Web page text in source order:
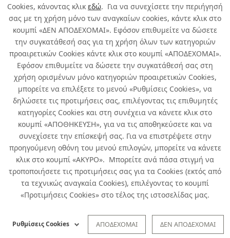
Cookies, κάνοντας κλικ εδώ. Για να συνεχίσετε την περιήγησή
σας με τη χρήση μόνο των αναγκαίων cookies, κάντε κλικ στο
κουμπί «ΔΕΝ ΑΠΟΔΕΧΟΜΑΙ». Εφόσον επιθυμείτε να δώσετε
την συγκατάθεσή σας για τη χρήση όλων των κατηγοριών
προαιρετικών Cookies κάντε κλικ στο κουμπί «ΑΠΟΔΕΧΟΜΑΙ».
Εφόσον επιθυμείτε να δώσετε την συγκατάθεσή σας στη
χρήση ορισμένων μόνο κατηγοριών προαιρετικών Cookies,
μπορείτε να επιλέξετε το μενού «Ρυθμίσεις Cookies», να
δηλώσετε τις προτιμήσεις σας, επιλέγοντας τις επιθυμητές
κατηγορίες Cookies και στη συνέχεια να κάνετε κλικ στο
κουμπί «ΑΠΟΘΗΚΕΥΣΗ», για να τις αποθηκεύσετε και να
συνεχίσετε την επίσκεψή σας. Για να επιστρέψετε στην
προηγούμενη οθόνη του μενού επιλογών, μπορείτε να κάνετε
κλικ στο κουμπί «ΑΚΥΡΟ». Μπορείτε ανά πάσα στιγμή να
τροποποιήσετε τις προτιμήσεις σας για τα Cookies (εκτός από
τα τεχνικώς αναγκαία Cookies), επιλέγοντας το κουμπί
«Προτιμήσεις Cookies» στο τέλος της ιστοσελίδας μας.
ΔΕΝ ΑΠΟΔΕΧΟΜΑΙ
ΑΠΟΔΕΧΟΜΑΙ
Ρυθμίσεις Cookies
Σχετικά με εμάς
Χρήσιμα
Όροι χρήσης & Ασφάλεια